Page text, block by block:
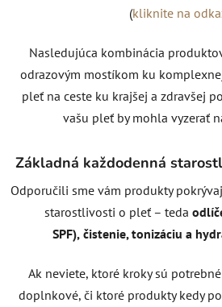
(kliknite na
Nasledujúca kombinácia
odrazovým mostíkom ku
pleť na ceste ku krajšej a zdravšej
vašu pleť by mohla vyzerať
Základná každodenná
Odporučili sme vám produkty
starostlivosti o pleť – teda
SPF), čistenie, tonizáciu a
Ak neviete, ktoré kroky sú
doplnkové, či ktoré produkty kedy